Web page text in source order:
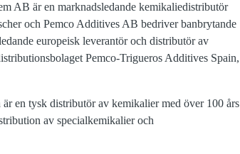
AB är en marknadsledande kemikaliedistributör
och Pemco Additives AB bedriver banbrytande
europeisk leverantör och distributör av
Pemco-Trigueros Additives Spain,
en tysk distributör av kemikalier med över 100 års
av specialkemikalier och